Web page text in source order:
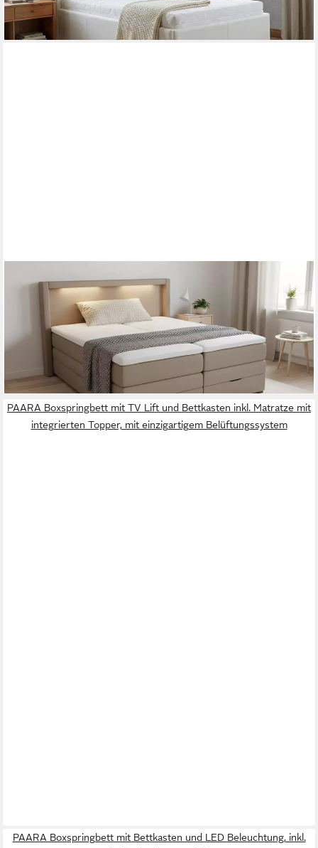
Boxspringbett Barcelona Bettkasten Kopfteil verstellbar LED
Licht, inkl. Matratze und Topper, mit einzigartigem
Belüftungssystem
ab 1.141,00 €
lieferbar in 5 Wochen
PAARA Boxspringbett mit TV Lift und Bettkasten inkl. Matratze mit
integrierten Topper, mit einzigartigem Belüftungssystem
PAARA Boxspringbett mit Bettkasten und LED Beleuchtung, inkl.